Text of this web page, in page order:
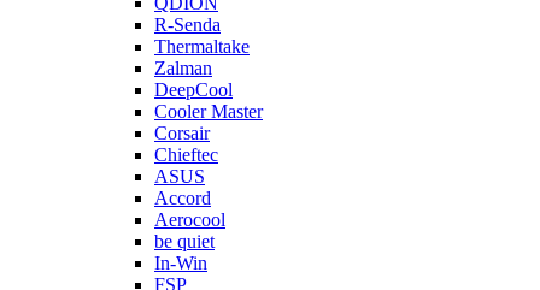
R-Senda
Thermaltake
Zalman
DeepCool
Cooler Master
Corsair
Chieftec
ASUS
Accord
Aerocool
be quiet
In-Win
FSP